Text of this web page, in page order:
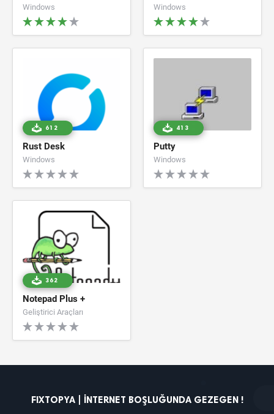
Windows Windows
Rust Desk
Windows
612
Putty
Windows
413
Notepad Plus +
Geliştirici Araçları
362
FIXTOPYA | İNTERNET BOŞLUĞUNDA GEZEGEN !